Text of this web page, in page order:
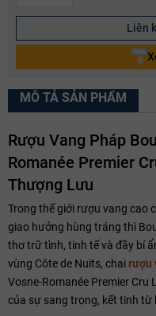
Liên
MÔ TẢ SẢN PHẨM
Rượu Vang Pháp
Romanée Premier
Thượng Lưu
Trong thế giới rượu vang cao
giao hưởng hùng tráng thì
thơ trữ tình, tinh tế và đầy bí
vùng Côte de Nuits, chai rượu
Vosne-Romanée Premier
của sự sang trọng, kết tinh từ